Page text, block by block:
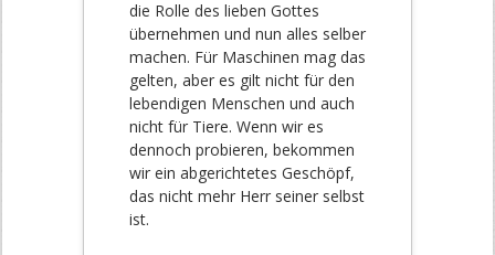
die Rolle des lieben Gottes
übernehmen und nun alles selber
machen. Für Maschinen mag das
gelten, aber es gilt nicht für den
lebendigen Menschen und auch
nicht für Tiere. Wenn wir es
dennoch probieren, bekommen
wir ein abgerichtetes Geschöpf,
das nicht mehr Herr seiner selbst
ist.